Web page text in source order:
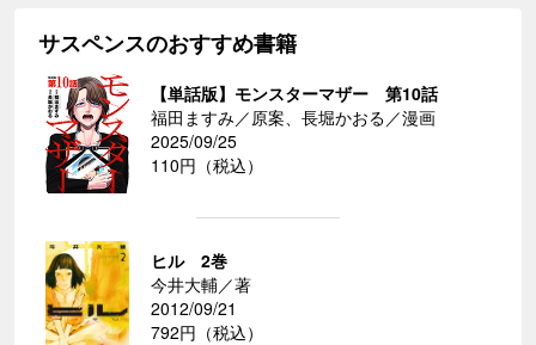
サスペンスのおすすめ書籍
【単話版】モンスターマザー 第10話
福田ますみ／原案、長堀かおる／漫画
2025/09/25
110円（税込）
ヒル 2巻
今井大輔／著
2012/09/21
792円（税込）